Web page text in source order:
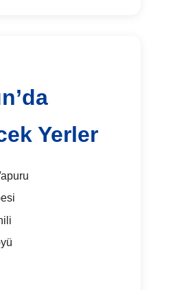
Yerler